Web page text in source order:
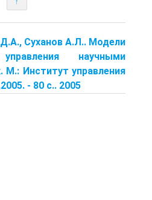
Суханов А.Л.. Модели
научными
М.: Институт управления
- 80 с.. 2005